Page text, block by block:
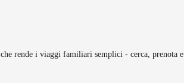
rende i viaggi familiari semplici - cerca, prenota e